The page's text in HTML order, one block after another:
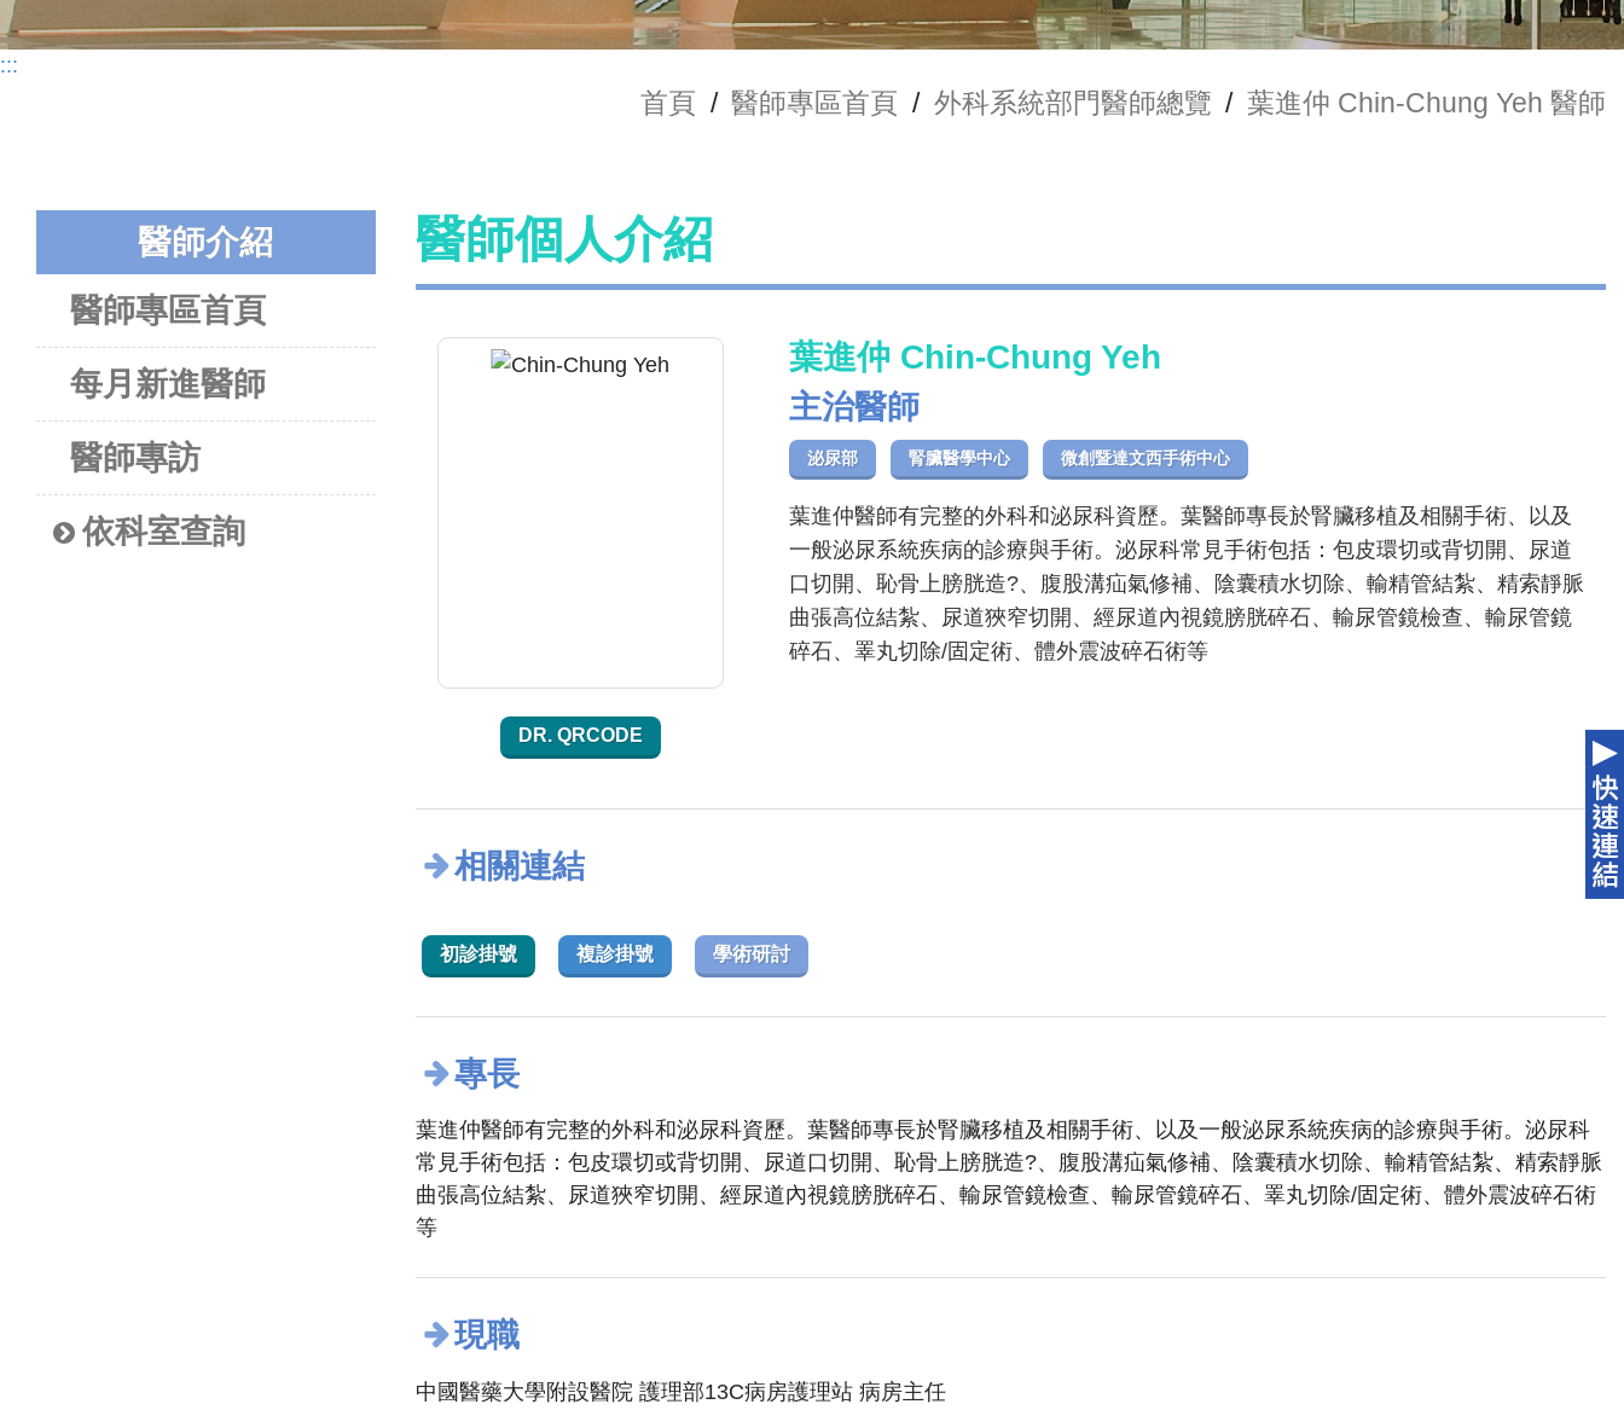
:::
首頁 / 醫師專區首頁 / 外科系統部門醫師總覽 / 葉進仲 Chin-Chung Yeh 醫師
醫師介紹
醫師專區首頁
每月新進醫師
醫師專訪
依科室查詢
醫師個人介紹
DR. QRCODE
葉進仲 Chin-Chung Yeh
主治醫師
泌尿部 腎臟醫學中心 微創暨達文西手術中心
葉進仲醫師有完整的外科和泌尿科資歷。葉醫師專長於腎臟移植及相關手術、以及
一般泌尿系統疾病的診療與手術。泌尿科常見手術包括：包皮環切或背切開、尿道
口切開、恥骨上膀胱造?、腹股溝疝氣修補、陰囊積水切除、輸精管結紮、精索靜脈
曲張高位結紮、尿道狹窄切開、經尿道內視鏡膀胱碎石、輸尿管鏡檢查、輸尿管鏡
碎石、睪丸切除/固定術、體外震波碎石術等
相關連結
初診掛號 複診掛號 學術研討
專長
葉進仲醫師有完整的外科和泌尿科資歷。葉醫師專長於腎臟移植及相關手術、以及一般泌尿系統疾病的診療與手術。泌尿科
常見手術包括：包皮環切或背切開、尿道口切開、恥骨上膀胱造?、腹股溝疝氣修補、陰囊積水切除、輸精管結紮、精索靜脈
曲張高位結紮、尿道狹窄切開、經尿道內視鏡膀胱碎石、輸尿管鏡檢查、輸尿管鏡碎石、睪丸切除/固定術、體外震波碎石術
等
現職
中國醫藥大學附設醫院 護理部13C病房護理站 病房主任